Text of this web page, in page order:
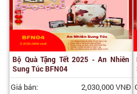
Bộ Quà Tặng Tết 2025 - An Nhiên
Sung Túc BFN04
Giá bán: 2,030,000 VNĐ